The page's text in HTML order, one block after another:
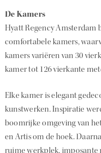
De Kamers
Hyatt Regency Amsterdam
comfortabele kamers,
kamers variëren van 30
kamer tot 126 vierkante
Elke kamer is elegant
kunstwerken. Inspiratie
boomrijke omgeving van
en Artis om de hoek.
ruime werkplek, imposante